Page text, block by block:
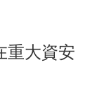
重大資安